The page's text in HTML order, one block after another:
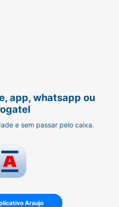
app, whatsapp ou
e sem passar pelo caixa.
Araujo